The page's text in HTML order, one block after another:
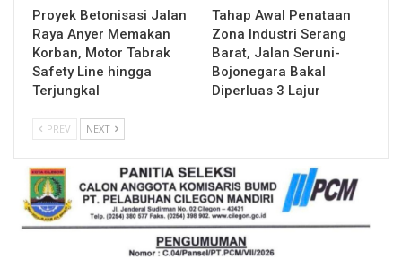
Proyek Betonisasi Jalan
Raya Anyer Memakan
Korban, Motor Tabrak
Safety Line hingga
Terjungkal
Tahap Awal Penataan
Zona Industri Serang
Barat, Jalan Seruni-
Bojonegara Bakal
Diperluas 3 Lajur
PREV NEXT